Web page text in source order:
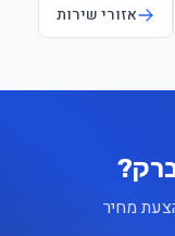
אזורי שירות
ברק?
מחיר